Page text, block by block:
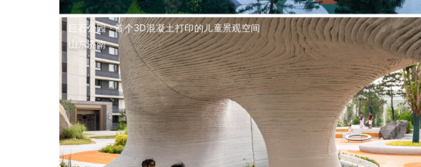
巨石公园 · 首个3D混凝土打印的儿童景观空间
山东济南